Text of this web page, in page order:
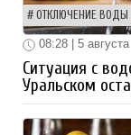
ОТКЛЮЧЕНИЕ ВОДЫ
08:28 | 5 августа
Ситуация с
Уральском